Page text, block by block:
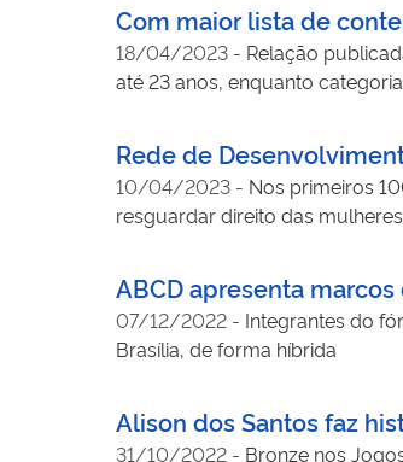
Com maior lista de
18/04/2023 - Relação
até 23 anos, enquanto
Rede de
10/04/2023 - Nos primeiros
resguardar direito das
ABCD apresenta
07/12/2022 - Integrantes do
Brasília, de forma híbrida
Alison dos Santos faz
31/10/2022 - Bronze nos